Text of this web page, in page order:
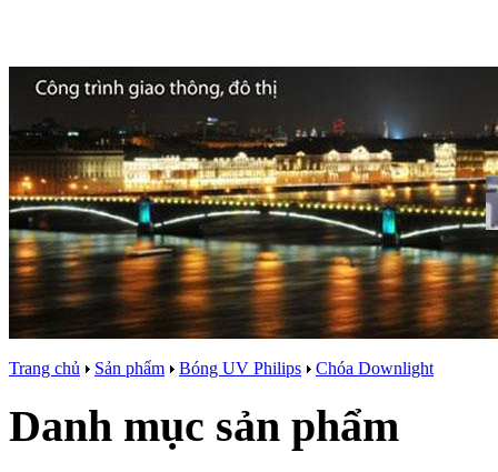
Trang chủ Sản phẩm Bóng UV Philips Chóa Downlight
Danh mục sản phẩm